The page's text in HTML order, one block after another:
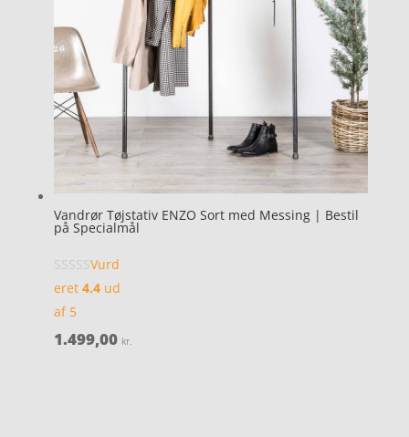
Vandrør Tøjstativ ENZO Sort med Messing | Bestil
på Specialmål
Vurd
eret 4.4ud
af 5
1.499,00 kr.